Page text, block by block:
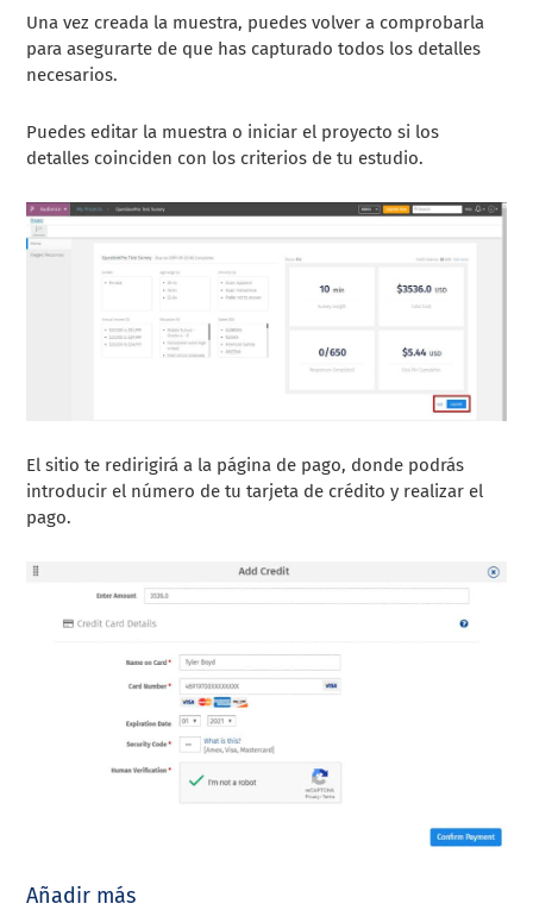
Una vez creada la muestra, puedes volver a comprobarla
para asegurarte de que has capturado todos los detalles
necesarios.
Puedes editar la muestra o iniciar el proyecto si los
detalles coinciden con los criterios de tu estudio.
El sitio te redirigirá a la página de pago, donde podrás
introducir el número de tu tarjeta de crédito y realizar el
pago.
Añadir más